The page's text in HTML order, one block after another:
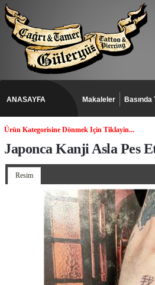
ANASAYFA Makaleler
Ürün Kategorisine Dönmek Için Tiklayin...
Japonca Kanji Asla Pes
Resim